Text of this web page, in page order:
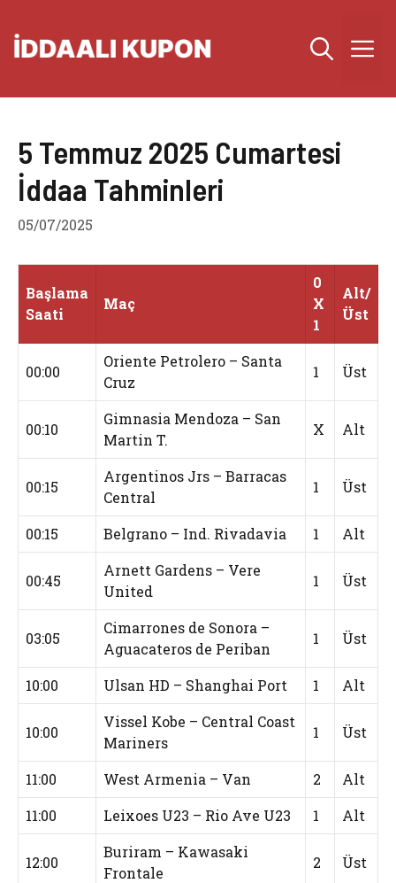
atla
5 Temmuz 2025 Cumartesi
İddaa Tahminleri
05/07/2025
Başlama
Saati
Maç
0
X
1
Alt/
Üst
00:00
Oriente Petrolero – Santa
Cruz
1 Üst
00:10
Gimnasia Mendoza – San
Martin T.
X Alt
00:15
Argentinos Jrs – Barracas
Central
1 Üst
00:15 Belgrano – Ind. Rivadavia 1 Alt
00:45
Arnett Gardens – Vere
United
1 Üst
03:05
Cimarrones de Sonora –
Aguacateros de Periban
1 Üst
10:00 Ulsan HD – Shanghai Port 1 Alt
10:00
Vissel Kobe – Central Coast
Mariners
1 Üst
11:00 West Armenia – Van 2
Alt
11:00
Leixoes U23 – Rio Ave U23 1 Alt
12:00
Buriram – Kawasaki
Frontale
2 Üst